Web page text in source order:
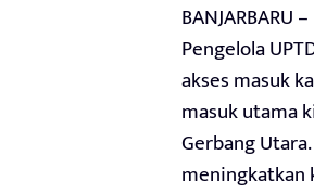
BANJARBARU –
Pengelola
akses masuk
masuk utama
Gerbang
meningkatkan